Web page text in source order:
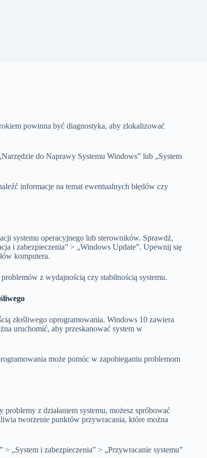
powinna być diagnostyka, aby zlokalizować
do Naprawy Systemu Windows” lub „System
informacje na temat ewentualnych błędów czy
systemu operacyjnego lub sterowników. Sprawdź,
i zabezpieczenia” > „Windows Update”. Upewnij się
komputera.
z wydajnością czy stabilnością systemu.
złośliwego oprogramowania. Windows 10 zawiera
uruchomić, aby przeskanować system w
może pomóc w zapobieganiu problemom
z działaniem systemu, możesz spróbować
tworzenie punktów przywracania, które można
„System i zabezpieczenia” > „Przywracanie systemu”